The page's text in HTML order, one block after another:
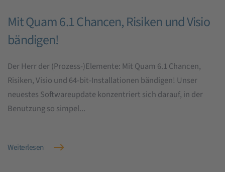
Mit Quam 6.1 Chancen, Risiken und Visio
bändigen!
Der Herr der (Prozess-)Elemente: Mit Quam 6.1 Chancen,
Risiken, Visio und 64-bit-Installationen bändigen! Unser
neuestes Softwareupdate konzentriert sich darauf, in der
Benutzung so simpel...
Weiterlesen